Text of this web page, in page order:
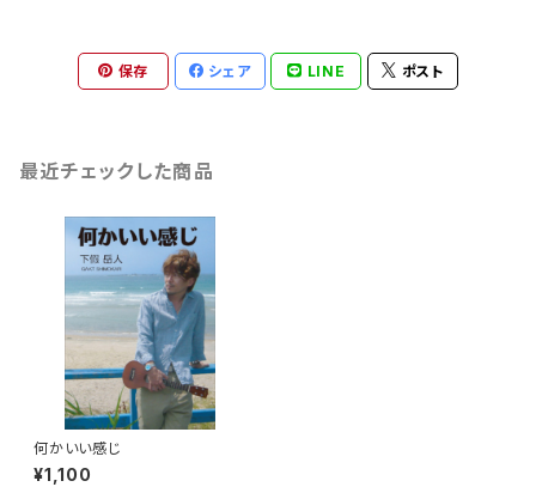
保存 シェア LINE ポスト
最近チェックした商品
何かいい感じ
¥1,100